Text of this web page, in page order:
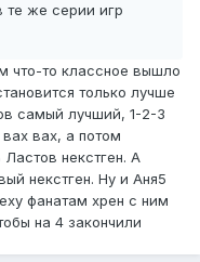
те же серии игр
что-то классное вышло
только лучше
самый лучший, 1-2-3
вах, а потом
некстген. А
некстген. Ну и Аня5
фанатам хрен с ним
на 4 закончили